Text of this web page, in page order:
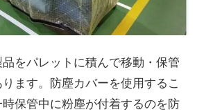
をパレットに積んで移動・保管
ます。防塵カバーを使用するこ
保管中に粉塵が付着するのを防